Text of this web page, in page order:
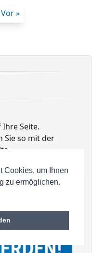
Cookies, um Ihnen
zu ermöglichen.
Vor »
Ihre Seite.
Sie so mit der